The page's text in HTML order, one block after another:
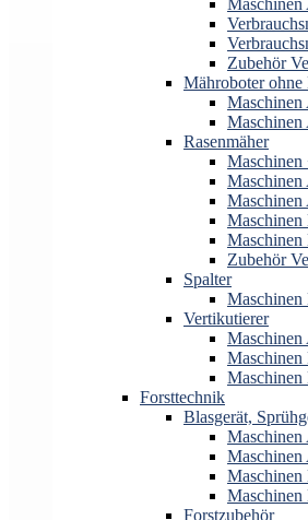
Maschinen
Zubehör
Mähroboter ohne
Maschinen
Maschinen
Rasenmäher
Maschinen
Maschinen
Maschinen
Maschinen
Zubehör
Spalter
Vertikutierer
Maschinen
Maschinen
Forsttechnik
Blasgerät,
Maschinen
Maschinen
Maschinen
Forstzubehör